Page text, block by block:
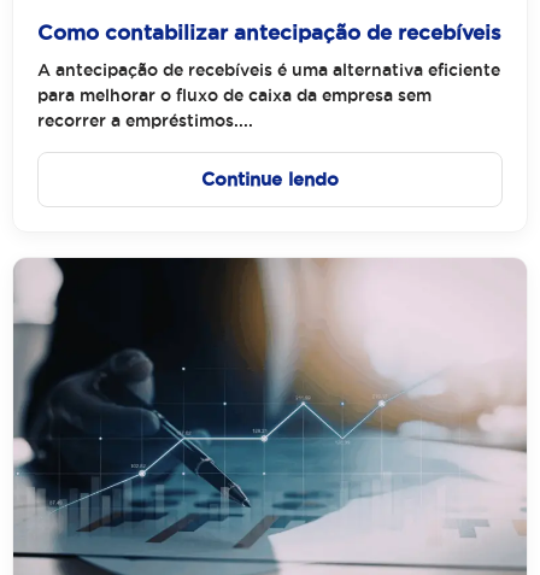
Como contabilizar antecipação de recebíveis
A antecipação de recebíveis é uma alternativa eficiente
para melhorar o fluxo de caixa da empresa sem
recorrer a empréstimos....
Continue lendo